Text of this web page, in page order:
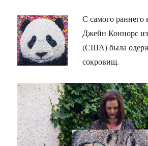
С самого раннего
Джейн Коннорс
(США) была
сокровищ.